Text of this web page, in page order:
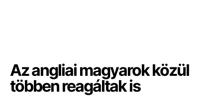
Az angliai magyarok közül
többen reagáltak is